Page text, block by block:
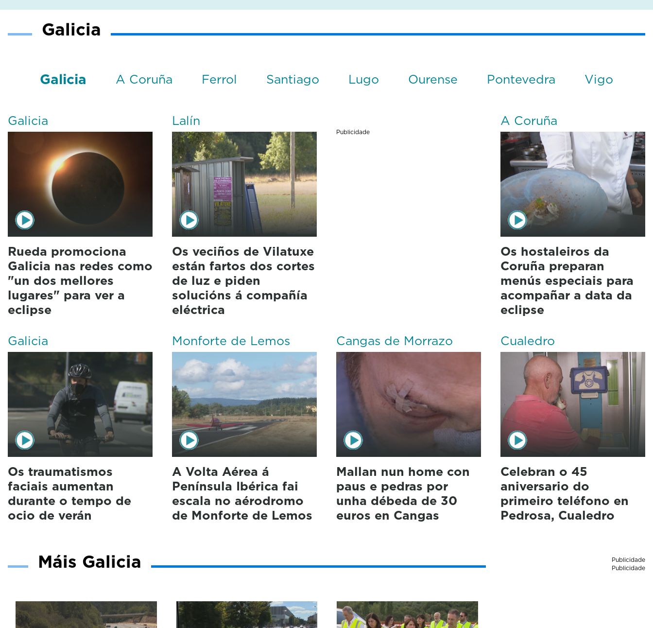
Galicia
Galicia A Coruña Ferrol Santiago Lugo Ourense Pontevedra Vigo
Galicia
Rueda promociona
Galicia nas redes como
"un dos mellores
lugares" para ver a
eclipse
Lalín
Os veciños de Vilatuxe
están fartos dos cortes
de luz e piden
solucións á compañía
eléctrica
Publicidade
A Coruña
Os hostaleiros da
Coruña preparan
menús especiais para
acompañar a data da
eclipse
Galicia
Os traumatismos
faciais aumentan
durante o tempo de
ocio de verán
Monforte de Lemos
A Volta Aérea á
Península Ibérica fai
escala no aérodromo
de Monforte de Lemos
Cangas de Morrazo
Mallan nun home con
paus e pedras por
unha débeda de 30
euros en Cangas
Cualedro
Celebran o 45
aniversario do
primeiro teléfono en
Pedrosa, Cualedro
Máis Galicia
Publicidade
Publicidade